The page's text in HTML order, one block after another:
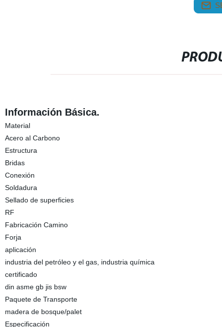
Información Básica.
Material
Acero al Carbono
Estructura
Bridas
Conexión
Soldadura
Sellado de superficies
RF
Fabricación Camino
Forja
aplicación
industria del petróleo y el gas, industria química
certificado
din asme gb jis bsw
Paquete de Transporte
madera de bosque/palet
Especificación